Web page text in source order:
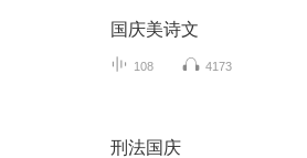
国庆美诗文
108 4173
刑法国庆